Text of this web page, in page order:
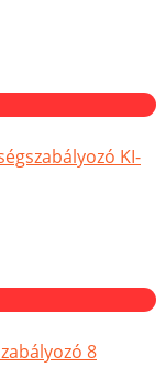
KI-
8